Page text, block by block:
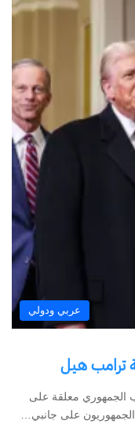
عربي ودولي
الجمهوري معلقة على
على جانبي…